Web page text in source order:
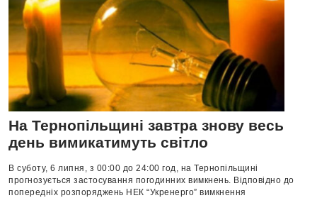
На Тернопільщині завтра знову весь
день вимикатимуть світло
В суботу, 6 липня, з 00:00 до 24:00 год, на Тернопільщині
прогнозується застосування погодинних вимкнень. Відповідно до
попередніх розпоряджень НЕК “Укренерго” вимкнення